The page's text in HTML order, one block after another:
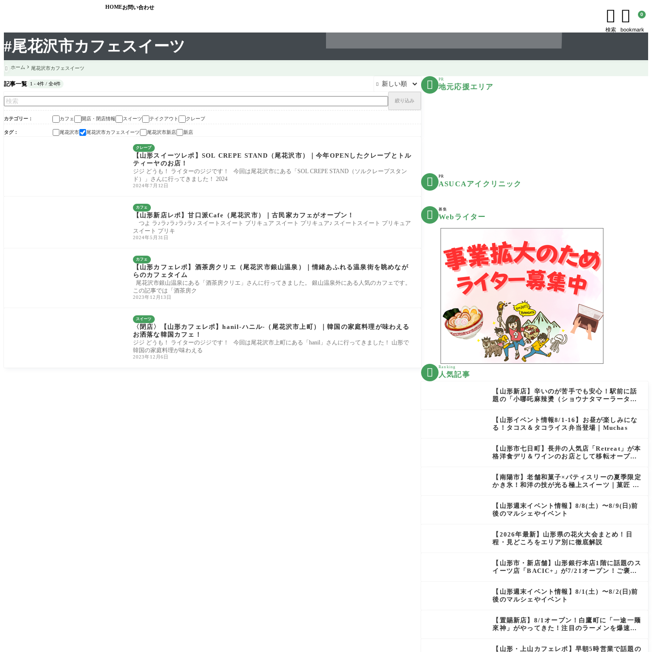
#尾花沢市カフェスイーツ
HOMEお問い合わせ 
検索
 0
bookmark
 ホーム 尾花沢市カフェスイーツ
記事一覧 1 - 4件 / 全4件 
絞り込み
カテゴリー カフェ 開店・閉店情報 スイーツ テイクアウト クレープ
タグ 尾花沢市 尾花沢市カフェスイーツ 尾花沢市新店 新店
クレープ
【山形スイーツレポ】SOL CREPE STAND（尾花沢市）｜今年OPENしたクレープとトル
ティーヤのお店！
ジジ どうも！ ライターのジジです！ 今回は尾花沢市にある「SOL CREPE STAND（ソルクレープスタン
ド）」さんに行ってきました！ 2024
2024年7月12日
カフェ
【山形新店レポ】甘口派Cafe（尾花沢市）｜古民家カフェがオープン！
つよ ラ♪ラ♪ラ♪ラ♪ラ♪ スイートスイート プリキュア スイート プリキュア♪ スイートスイート プリキュア
スイート プリキ
2024年5月31日
カフェ
【山形カフェレポ】酒茶房クリエ（尾花沢市銀山温泉）｜情緒あふれる温泉街を眺めなが
らのカフェタイム
尾花沢市銀山温泉にある「酒茶房クリエ」さんに行ってきました。 銀山温泉外にある人気のカフェです。
この記事では「酒茶房ク
2023年12月13日
スイーツ
〈閉店〉【山形カフェレポ】hanil-ハニル-（尾花沢市上町）｜韓国の家庭料理が味わえる
お洒落な韓国カフェ！
ジジ どうも！ ライターのジジです！ 今回は尾花沢市上町にある「hanil」さんに行ってきました！ 山形で
韓国の家庭料理が味わえる
2023年12月6日
 PR
地元応援エリア
 PR
ASUCAアイクリニック
 募集
Webライター
 Ranking
人気記事
【山形新店】辛いのが苦手でも安心！駅前に話
題の「小哪吒麻辣燙（ショウナタマーラータ
【山形イベント情報8/1-16】お昼が楽しみにな
る！タコス＆タコライス弁当登場｜Muchas
【山形市七日町】長井の人気店「Retreat」が本
格洋食デリ＆ワインのお店として移転オープン
【南陽市】老舗和菓子×パティスリーの夏季限定
かき氷！和洋の技が光る極上スイーツ｜菓匠 萬
【山形週末イベント情報】8/8(土）〜8/9(日)前
後のマルシェやイベント
【2026年最新】山形県の花火大会まとめ！日
程・見どころをエリア別に徹底解説
【山形市・新店舗】山形銀行本店1階に話題のス
イーツ店「BACIC+」が7/21オープン！ご褒美
【山形週末イベント情報】8/1(土）〜8/2(日)前
後のマルシェやイベント
【置賜新店】8/1オープン！白鷹町に「一途一麺
來神」がやってきた！注目のラーメンを爆速実
【山形・上山カフェレポ】早朝5時営業で話題の